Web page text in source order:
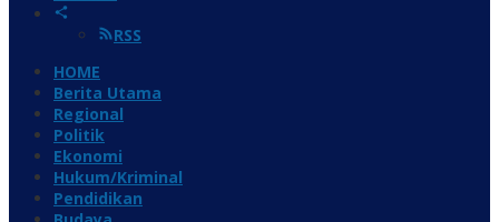
RSS
HOME
Berita Utama
Regional
Politik
Ekonomi
Hukum/Kriminal
Pendidikan